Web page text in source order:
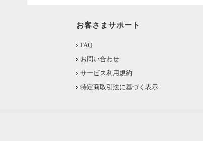
お客さまサポート
FAQ
お問い合わせ
サービス利用規約
特定商取引法に基づく表示